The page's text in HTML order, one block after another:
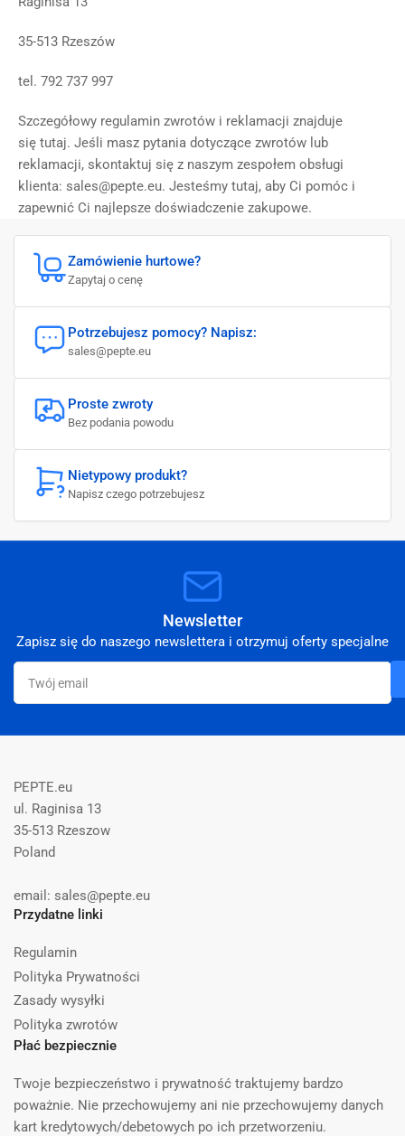
35-513 Rzeszów
tel. 792 737 997
Szczegółowy regulamin zwrotów i reklamacji znajduje
się tutaj. Jeśli masz pytania dotyczące zwrotów lub
reklamacji, skontaktuj się z naszym zespołem obsługi
klienta: sales@pepte.eu. Jesteśmy tutaj, aby Ci pomóc i
zapewnić Ci najlepsze doświadczenie zakupowe.
Zamówienie hurtowe?
Zapytaj o cenę
Potrzebujesz pomocy? Napisz:
sales@pepte.eu
Proste zwroty
Bez podania powodu
Nietypowy produkt?
Napisz czego potrzebujesz
Newsletter
Zapisz się do naszego newslettera i otrzymuj oferty specjalne
Twój
email
PEPTE.eu
ul. Raginisa 13
35-513 Rzeszow
Poland
email: sales@pepte.eu
Przydatne linki
Regulamin
Polityka Prywatności
Zasady wysyłki
Polityka zwrotów
Płać bezpiecznie
Twoje bezpieczeństwo i prywatność traktujemy bardzo
poważnie. Nie przechowujemy ani nie przechowujemy danych
kart kredytowych/debetowych po ich przetworzeniu.